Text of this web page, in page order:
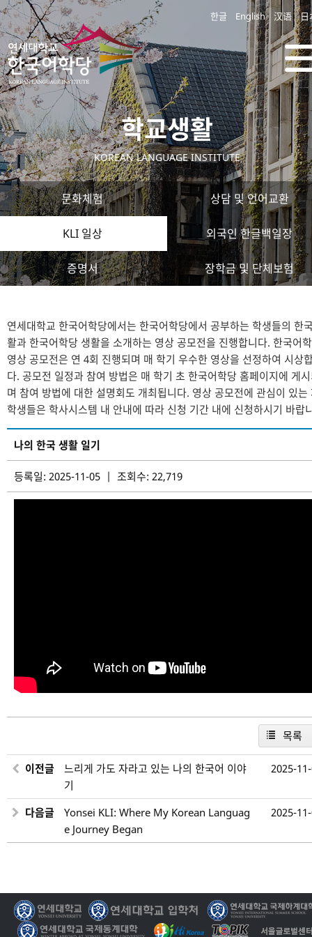
한글 English 汉语 日
학교생활
KOREAN LANGUAGE INSTITUTE
문화체험 상담 및 언어교환
KLI 일상 외국인 한글백일장
증명서 장학금 및 단체보험
연세대학교 한국어학당에서는 한국어학당에서 공부하는 학생들의 한
활과 한국어학당 생활을 소개하는 영상 공모전을 진행합니다. 한국어
영상 공모전은 연 4회 진행되며 매 학기 우수한 영상을 선정하여 시상
다. 공모전 일정과 참여 방법은 매 학기 초 한국어학당 홈페이지에 게
며 참여 방법에 대한 설명회도 개최됩니다. 영상 공모전에 관심이 있는
학생들은 학사시스템 내 안내에 따라 신청 기간 내에 신청하시기 바랍
나의 한국 생활 일기
등록일: 2025-11-05 | 조회수: 22,719
목록
이전글
느리게 가도 자라고 있는 나의 한국어 이야
기
2025-
다음글
Yonsei KLI: Where My Korean Languag
e Journey Began
2025-